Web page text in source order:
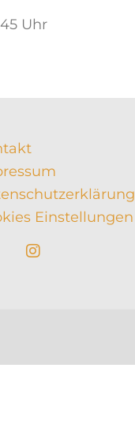
Uhr
Einstellungen